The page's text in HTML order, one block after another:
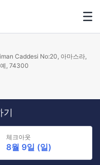
Caddesi No:20, 아마스라,
, 74300
기
체크아웃
8월 9일 (일)